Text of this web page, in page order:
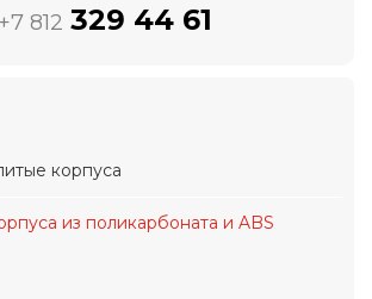
+7 812 329 44 61
корпуса
из поликарбоната и ABS